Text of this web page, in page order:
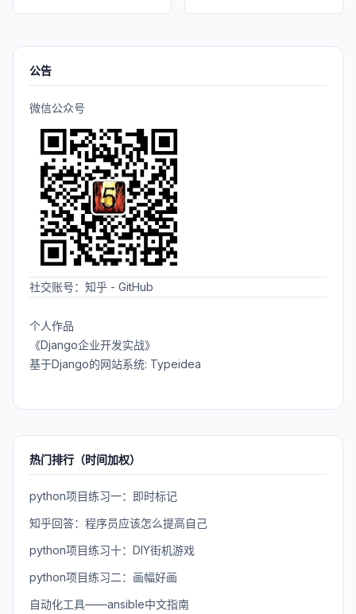
公告
微信公众号
社交账号： 知乎 - GitHub
个人作品
《Django企业开发实战》
基于Django的网站系统: Typeidea
热门排行（时间加权）
python项目练习一：即时标记
知乎回答：程序员应该怎么提高自己
python项目练习十：DIY街机游戏
python项目练习二：画幅好画
自动化工具——ansible中文指南